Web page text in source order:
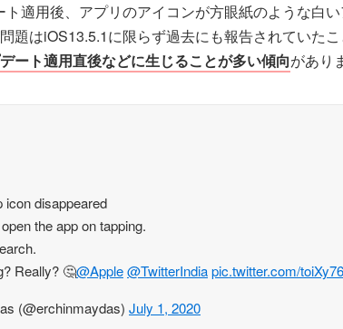
ト適用後、アプリのアイコンが方眼紙のような白
題はiOS13.5.1に限らず過去にも報告されていたこ
ート適用直後などに生じることが多い傾向があり
icon disappeared
the app on tapping.
Really? 🤔@Apple@TwitterIndiapic.twitter.com/
(@erchinmaydas) July 1, 2020